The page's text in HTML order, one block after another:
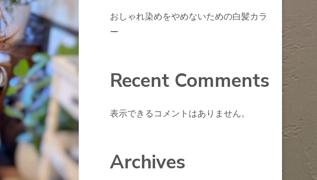
おしゃれ染めをやめないための白髪カラ
ー
Recent Comments
表示できるコメントはありません。
Archives